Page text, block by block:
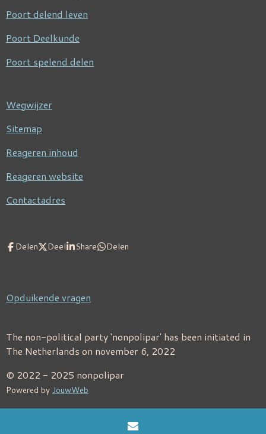
Poort delend leven
Poort Deelkunde
Poort spelend delen
Wegwijzer
Sitemap
Reageren inhoud
Reageren website
Contactadres
Delen Deel Share Delen
Opduikende vragen
The non-political party 'nonpolipar' has been initiated in
The Netherlands on november 6, 2022
© 2022 - 2025 nonpolipar
Powered by JouwWeb